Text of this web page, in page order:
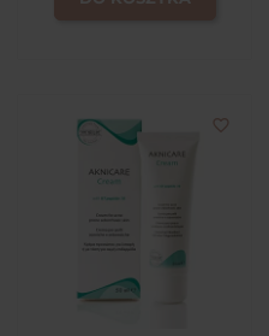
favorite_border